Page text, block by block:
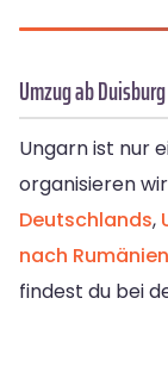
Umzug ab
Ungarn ist nur
organisieren
Deutschlands,
nach Rumänien
findest du bei